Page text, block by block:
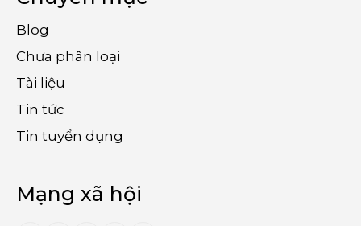
Blog
Chưa phân loại
Tài liệu
Tin tức
Tin tuyển dụng
Mạng xã hội